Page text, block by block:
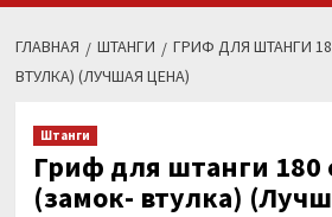
ГЛАВНАЯ ШТАНГИ
ГРИФ ДЛЯ ШТАНГИ
ВТУЛКА) (ЛУЧШАЯ ЦЕНА)
Штанги
Гриф для штанги 180
(замок- втулка)